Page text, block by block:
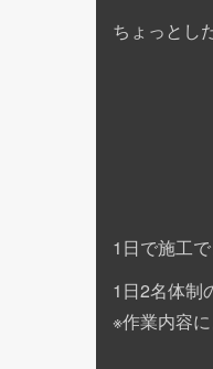
ちょっとし
1日で施工
1日2名体制
※作業内容